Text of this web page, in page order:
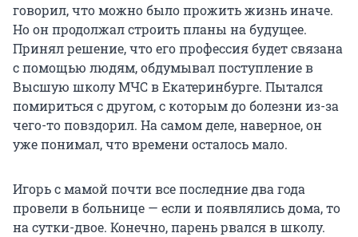
говорил, что можно было прожить жизнь иначе.
Но он продолжал строить планы на будущее.
Принял решение, что его профессия будет связана
с помощью людям, обдумывал поступление в
Высшую школу МЧС в Екатеринбурге. Пытался
помириться с другом, с которым до болезни из-за
чего-то повздорил. На самом деле, наверное, он
уже понимал, что времени осталось мало.
Игорь с мамой почти все последние два года
провели в больнице — если и появлялись дома, то
на сутки-двое. Конечно, парень рвался в школу.